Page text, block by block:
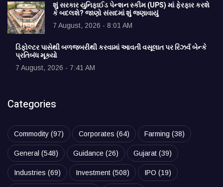
શું સરકાર યુનિફાઈડ પેન્શન સ્કીમ (UPS) માં ફેરફાર કરશે
કે બદલશે? જાણો સંસદમાં શું જણાવાયું
7 August, 2026 - 8:01 AM
ડિફોલ્ટર પાસેથી બળજબરીથી કરવામાં આવતી વસૂલાત પર રિઝર્વ બેન્કે
પ્રતિબંધ મૂક્યો
7 August, 2026 - 7:41 AM
Categories
Commodity (97) Corporates (64) Farming (38)
General (548) Guidance (26) Gujarat (39)
Industries (69) Investment (508) IPO (19)